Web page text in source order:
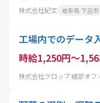
株式会社紀文 岐阜県 下呂市
工場内でのデータ
時給1,250円～
株式会社グロップ 綾部オフ